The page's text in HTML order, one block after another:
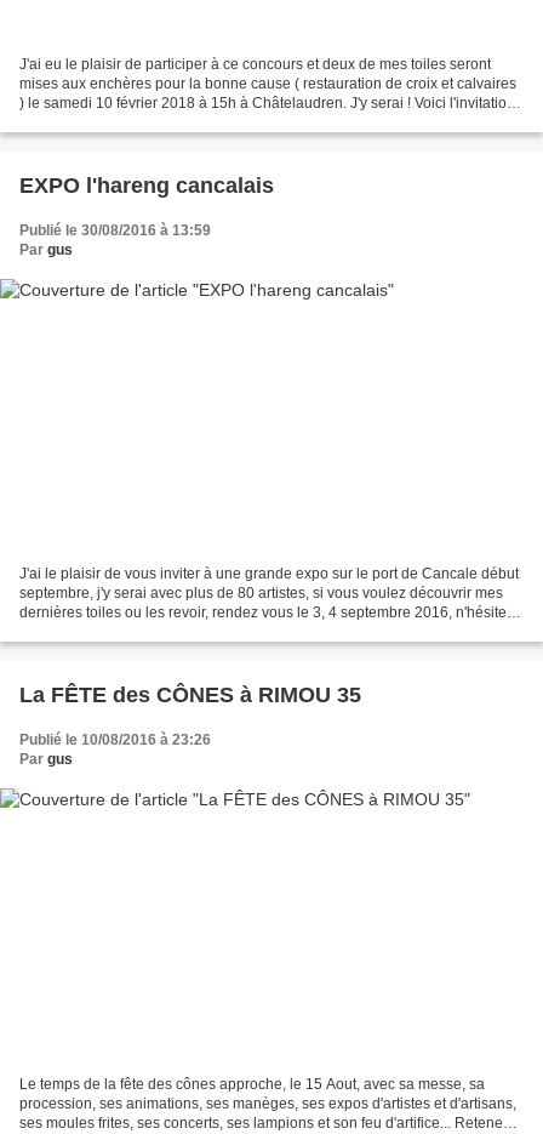
J'ai eu le plaisir de participer à ce concours et deux de mes toiles seront
mises aux enchères pour la bonne cause ( restauration de croix et calvaires
) le samedi 10 février 2018 à 15h à Châtelaudren. J'y serai ! Voici l'invitation
EXPO l'hareng cancalais
Publié le 30/08/2016 à 13:59
Par gus
J'ai le plaisir de vous inviter à une grande expo sur le port de Cancale début
septembre, j'y serai avec plus de 80 artistes, si vous voulez découvrir mes
dernières toiles ou les revoir, rendez vous le 3, 4 septembre 2016, n'hésitez
La FÊTE des CÔNES à RIMOU 35
Publié le 10/08/2016 à 23:26
Par gus
Le temps de la fête des cônes approche, le 15 Aout, avec sa messe, sa
procession, ses animations, ses manèges, ses expos d'artistes et d'artisans,
ses moules frites, ses concerts, ses lampions et son feu d'artifice... Retenez